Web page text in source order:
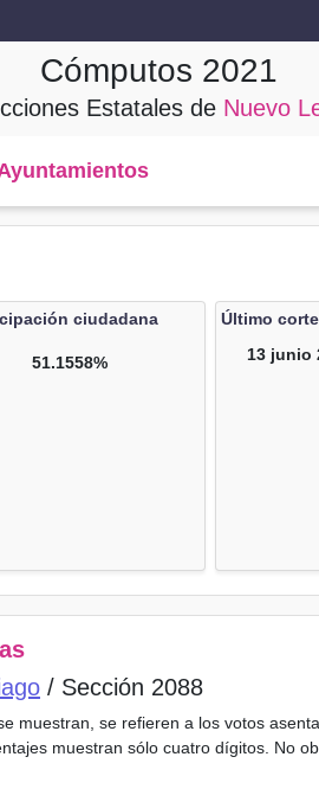
Cómputos 2021
Estatales de Nuevo
ciudadana
51.1558%
Último corte
13 junio
/ Sección 2088
muestran, se refieren a los votos
muestran sólo cuatro dígitos. No